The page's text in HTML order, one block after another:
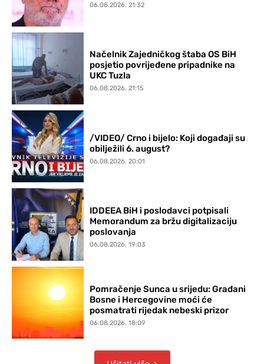
06.08.2026. 21:32
Načelnik Zajedničkog štaba OS BiH
posjetio povrijeđene pripadnike na
UKC Tuzla
06.08.2026. 21:15
/VIDEO/ Crno i bijelo: Koji događaji su
obilježili 6. august?
06.08.2026. 20:01
IDDEEA BiH i poslodavci potpisali
Memorandum za bržu digitalizaciju
poslovanja
06.08.2026. 19:03
Pomračenje Sunca u srijedu: Građani
Bosne i Hercegovine moći će
posmatrati rijedak nebeski prizor
06.08.2026. 18:09